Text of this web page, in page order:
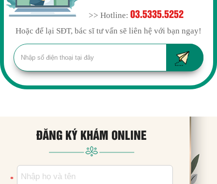
>> Hotline:03.5335.5252
Hoặc để lại SĐT, bác sĩ tư vấn sẽ liên hệ với bạn ngay!
ĐĂNG KÝ KHÁM ONLINE
*